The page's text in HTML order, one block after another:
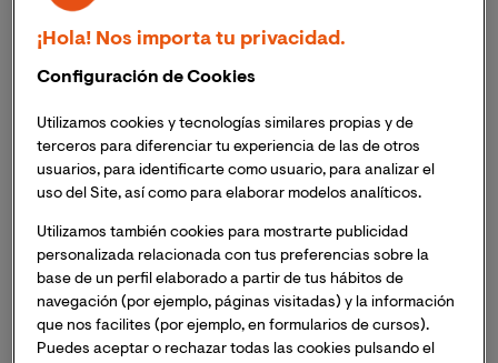
¡Hola! Nos importa tu privacidad.
Configuración de Cookies
Utilizamos cookies y tecnologías similares propias y de
terceros para diferenciar tu experiencia de las de otros
usuarios, para identificarte como usuario, para analizar el
uso del Site, así como para elaborar modelos analíticos.
Utilizamos también cookies para mostrarte publicidad
personalizada relacionada con tus preferencias sobre la
base de un perfil elaborado a partir de tus hábitos de
navegación (por ejemplo, páginas visitadas) y la información
que nos facilites (por ejemplo, en formularios de cursos).
Puedes aceptar o rechazar todas las cookies pulsando el